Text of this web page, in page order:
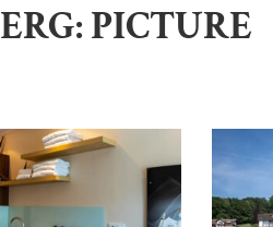
PICTURE